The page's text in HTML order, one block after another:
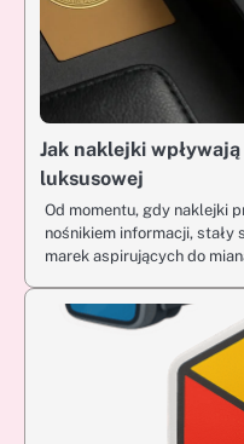
Jak naklejki
luksusowej
Od momentu, gdy naklejki
nośnikiem informacji,
marek aspirujących do